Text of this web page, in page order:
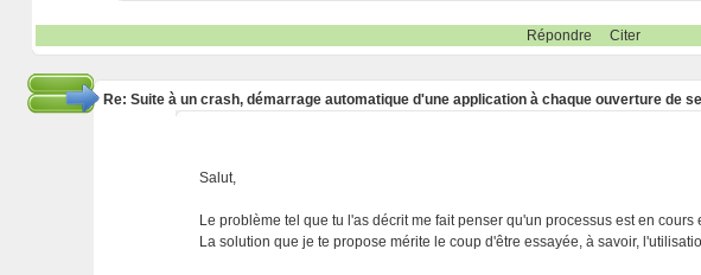
Répondre Citer
Re: Suite à un crash, démarrage automatique d'une application à chaque ouverture de
Salut,
Le problème tel que tu l'as décrit me fait penser qu'un processus est en
La solution que je te propose mérite le coup d'être essayée, à savoir,